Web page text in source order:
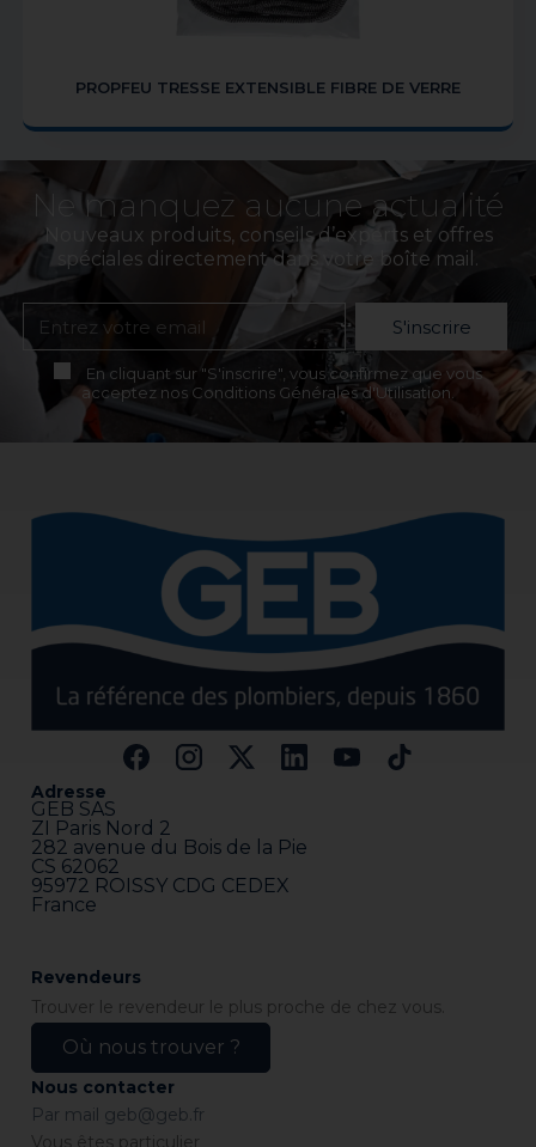
PROPFEU TRESSE EXTENSIBLE FIBRE DE VERRE
Ne manquez aucune actualité
Nouveaux produits, conseils d’experts et offres
spéciales directement dans votre boîte mail.
En cliquant sur "S'inscrire", vous confirmez que vous
acceptez nos Conditions Générales d'Utilisation.
S'inscrire
Adresse
GEB SAS
ZI Paris Nord 2
282 avenue du Bois de la Pie
CS 62062
95972 ROISSY CDG CEDEX
France
Revendeurs
Trouver le revendeur le plus proche de chez vous.
Où nous trouver ?
Nous contacter
Par mail geb@geb.fr
Vous êtes particulier